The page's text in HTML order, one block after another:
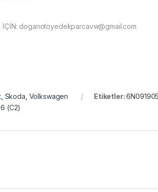
İÇİN: doganotoyedekparcavw@gmail.com
, Skoda Volkswagen Etiketler:
(C2)